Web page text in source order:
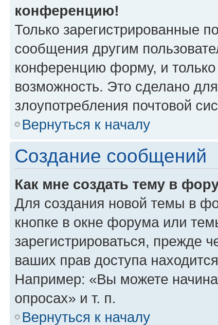
конференцию!
Только зарегистрированные
сообщения другим
конференцию форму, и
возможность. Это сделано
злоупотребления почтовой
Вернуться к началу
Создание сообщений
Как мне создать тему в
Для создания новой темы в
кнопке в окне форума или
зарегистрироваться, прежде
ваших прав доступа
Например: «Вы можете
опросах» и т. п.
Вернуться к началу